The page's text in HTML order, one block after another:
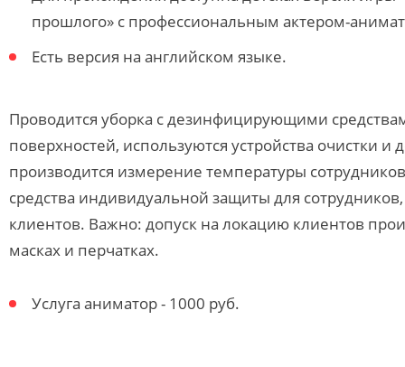
прошлого» с профессиональным актером-
Есть версия на английском языке.
Проводится уборка с дезинфицирующими
поверхностей, используются устройства очистки и
производится измерение температуры
средства индивидуальной защиты для
клиентов. Важно: допуск на локацию клиентов
масках и перчатках.
Услуга аниматор - 1000 руб.